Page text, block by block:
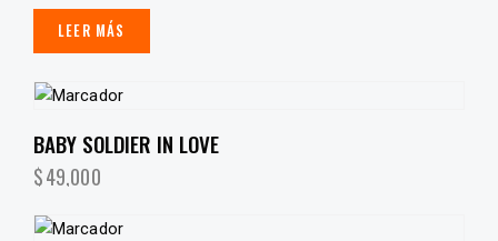
LEER MÁS
BABY SOLDIER IN LOVE
$49,000